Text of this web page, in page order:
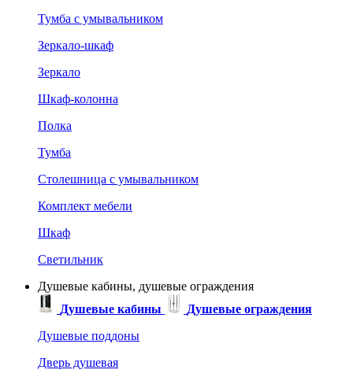
Тумба с умывальником
Зеркало-шкаф
Зеркало
Шкаф-колонна
Полка
Тумба
Столешница с умывальником
Комплект мебели
Шкаф
Светильник
Душевые кабины, душевые ограждения
Душевые кабины
Душевые ограждения
Душевые поддоны
Дверь душевая